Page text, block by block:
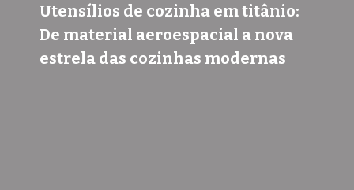
Utensílios de cozinha em titânio:
De material aeroespacial a nova
estrela das cozinhas modernas